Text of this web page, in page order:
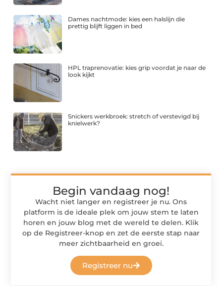
Dames nachtmode: kies een halslijn die
prettig blijft liggen in bed
HPL traprenovatie: kies grip voordat je naar de
look kijkt
Snickers werkbroek: stretch of verstevigd bij
knielwerk?
Begin vandaag nog!
Wacht niet langer en registreer je nu. Ons
platform is de ideale plek om jouw stem te laten
horen en jouw blog met de wereld te delen. Klik
op de Registreer-knop en zet de eerste stap naar
meer zichtbaarheid en groei.
Registreer nu